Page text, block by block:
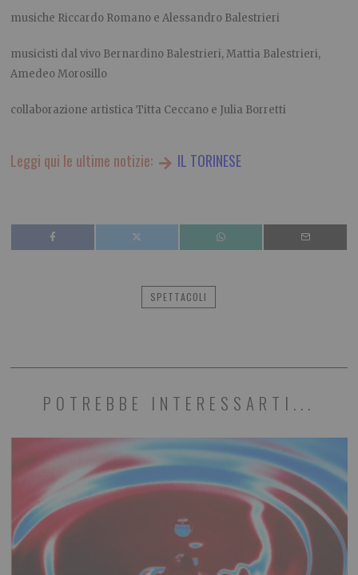
musiche Riccardo Romano e Alessandro Balestrieri
musicisti dal vivo Bernardino Balestrieri, Mattia Balestrieri,
Amedeo Morosillo
collaborazione artistica Titta Ceccano e Julia Borretti
Leggi qui le ultime notizie: IL TORINESE
SPETTACOLI
POTREBBE INTERESSARTI...